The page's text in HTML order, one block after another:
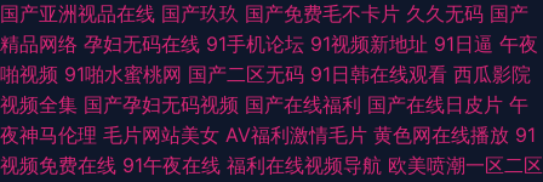
国产亚洲视品在线 国产玖玖 国产免费毛不卡片 久久无码 国产
精品网络 孕妇无码在线 91手机论坛 91视频新地址 91日逼 午夜
啪视频 91啪水蜜桃网 国产二区无码 91日韩在线观看 西瓜影院
视频全集 国产孕妇无码视频 国产在线福利 国产在线日皮片 午
夜神马伦理 毛片网站美女 AV福利激情毛片 黄色网在线播放 91
视频免费在线 91午夜在线 福利在线视频导航 欧美喷潮一区二区